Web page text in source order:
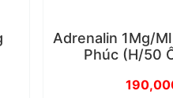
Adrenalin 1Mg/
Phúc (H/50